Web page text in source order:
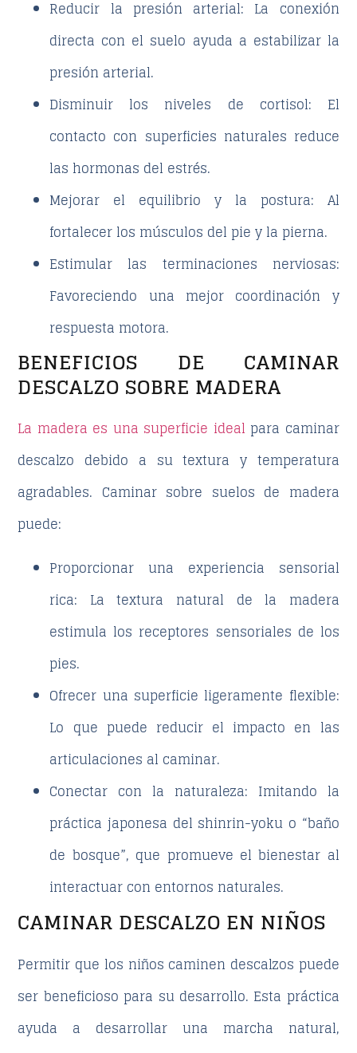
Reducir la presión arterial: La conexión
directa con el suelo ayuda a estabilizar la
presión arterial.
Disminuir los niveles de cortisol: El
contacto con superficies naturales reduce
las hormonas del estrés.
Mejorar el equilibrio y la postura: Al
fortalecer los músculos del pie y la pierna.
Estimular las terminaciones nerviosas:
Favoreciendo una mejor coordinación y
respuesta motora.
BENEFICIOS DE CAMINAR
DESCALZO SOBRE MADERA
La madera es una superficie ideal para caminar
descalzo debido a su textura y temperatura
agradables. Caminar sobre suelos de madera
puede:
Proporcionar una experiencia sensorial
rica: La textura natural de la madera
estimula los receptores sensoriales de los
pies.
Ofrecer una superficie ligeramente flexible:
Lo que puede reducir el impacto en las
articulaciones al caminar.
Conectar con la naturaleza: Imitando la
práctica japonesa del shinrin-yoku o “baño
de bosque”, que promueve el bienestar al
interactuar con entornos naturales.
CAMINAR DESCALZO EN NIÑOS
Permitir que los niños caminen descalzos puede
ser beneficioso para su desarrollo. Esta práctica
ayuda a desarrollar una marcha natural,